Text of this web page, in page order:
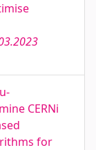
CERNi
for